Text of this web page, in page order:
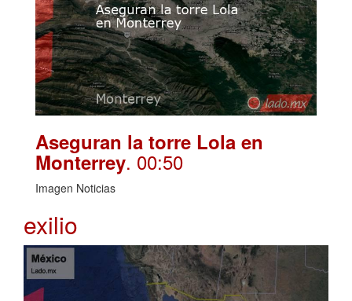
Aseguran la torre Lola en
Monterrey. 00:50
Imagen Noticias
exilio